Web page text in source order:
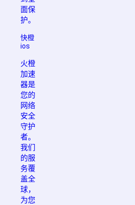
面保
护。
快橙
ios
火橙
加速
器是
您的
网络
安全
守护
者。
我们
的服
务覆
盖全
球，
为您